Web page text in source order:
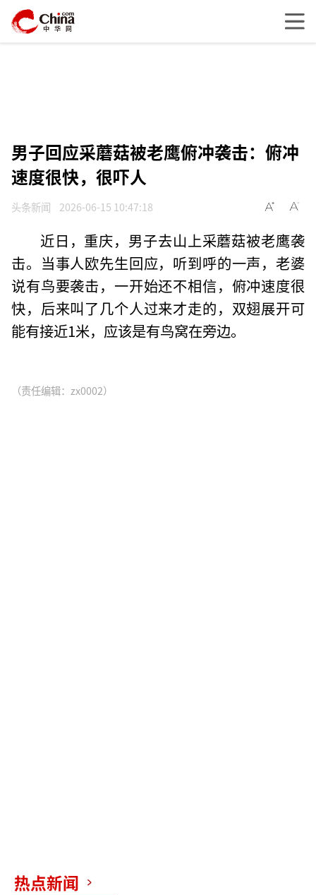
男子回应采蘑菇被老鹰俯冲袭击：俯冲
速度很快，很吓人
头条新闻 2026-06-15 10:47:18
近日，重庆，男子去山上采蘑菇被老鹰袭
击。当事人欧先生回应，听到呼的一声，老婆
说有鸟要袭击，一开始还不相信，俯冲速度很
快，后来叫了几个人过来才走的，双翅展开可
能有接近1米，应该是有鸟窝在旁边。
（责任编辑：zx0002）
热点新闻